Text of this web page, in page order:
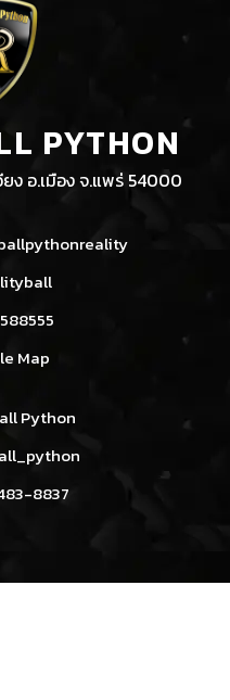
PYTHON
ง อ.เมือง จ.แพร่ 54000
Map
Python
8837